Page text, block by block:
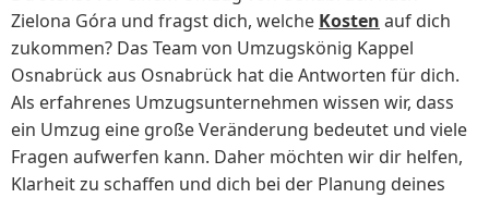
Zielona Góra und fragst dich, welche Kosten auf dich
zukommen? Das Team von Umzugskönig Kappel
Osnabrück aus Osnabrück hat die Antworten für dich.
Als erfahrenes Umzugsunternehmen wissen wir, dass
ein Umzug eine große Veränderung bedeutet und viele
Fragen aufwerfen kann. Daher möchten wir dir helfen,
Klarheit zu schaffen und dich bei der Planung deines